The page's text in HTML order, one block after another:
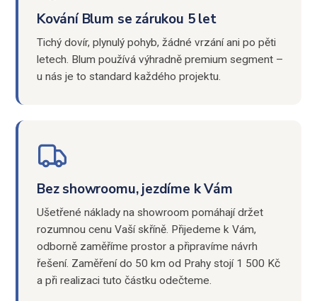
Kování Blum se zárukou 5 let
Tichý dovír, plynulý pohyb, žádné vrzání ani po pěti
letech. Blum používá výhradně premium segment –
u nás je to standard každého projektu.
Bez showroomu, jezdíme k Vám
Ušetřené náklady na showroom pomáhají držet
rozumnou cenu Vaší skříně. Přijedeme k Vám,
odborně zaměříme prostor a připravíme návrh
řešení. Zaměření do 50 km od Prahy stojí 1 500 Kč
a při realizaci tuto částku odečteme.